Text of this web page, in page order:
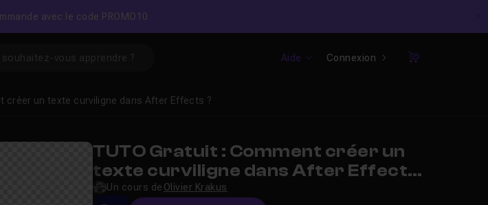
avec le code PROMO10
Aide Connexion
Panier
créer un texte curviligne dans After Effects ?
TUTO Gratuit : Comment créer un
texte curviligne dans After Effects
? Un cours de Olivier Krakus